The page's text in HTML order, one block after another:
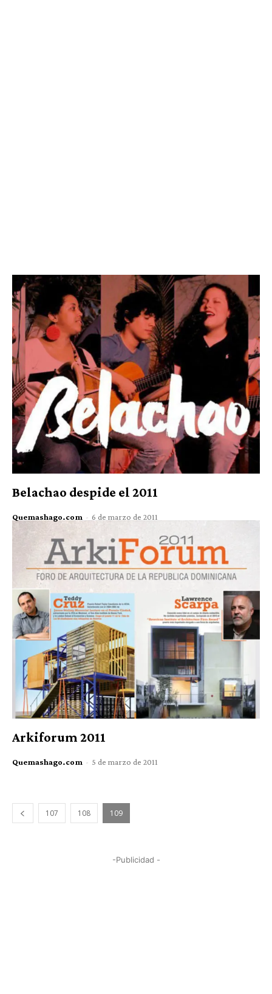
Belachao despide el 2011
Quemashago.com - 6 de marzo de 2011
Arkiforum 2011
Quemashago.com - 5 de marzo de 2011
107 108 109
-Publicidad -